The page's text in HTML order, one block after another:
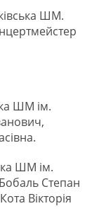
ШМ.
ШМ ім.
ШМ ім.
Степан
Вікторія